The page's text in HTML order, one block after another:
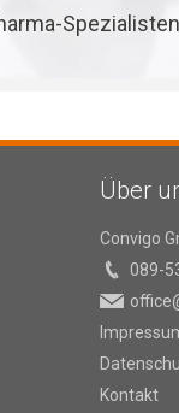
Über
Convigo
089-
Kontakt